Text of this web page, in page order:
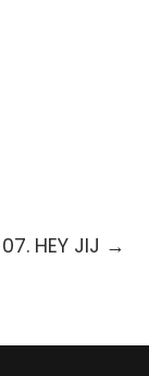
07. HEY JIJ →